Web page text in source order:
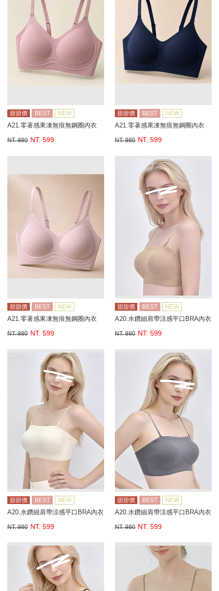
甜甜價 BEST NEW
A21.零著感果凍無痕無鋼圈內衣
NT. 980 NT. 599
甜甜價 BEST NEW
A21.零著感果凍無痕無鋼圈內衣
NT. 980 NT. 599
甜甜價 BEST NEW
A21.零著感果凍無痕無鋼圈內衣
NT. 980 NT. 599
甜甜價 BEST NEW
A20.水鑽細肩帶涼感平口BRA內衣
NT. 980 NT. 599
甜甜價 BEST NEW
A20.水鑽細肩帶涼感平口BRA內衣
NT. 980 NT. 599
甜甜價 BEST NEW
A20.水鑽細肩帶涼感平口BRA內衣
NT. 980 NT. 599